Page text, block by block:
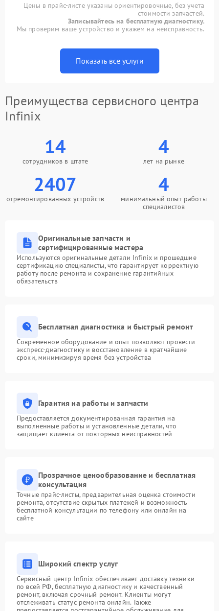
Цены в прайс-листе указаны ориентировочные, без учета
стоимости запчастей.
Записывайтесь на бесплатную диагностику.
Мы проверим ваше устройство и укажем на неисправность.
Показать все услуги
Преимущества сервисного центра
Infinix
14
сотрудников в штате
4
лет на рынке
2407
отремонтированных устройств
4
минимальный опыт работы
специалистов
Оригинальные запчасти и
сертифицированные мастера
Используются оригинальные детали Infinix и прошедшие
сертификацию специалисты, что гарантирует корректную
работу после ремонта и сохранение гарантийных
обязательств
Бесплатная диагностика и быстрый ремонт
Современное оборудование и опыт позволяют провести
экспресс-диагностику и восстановление в кратчайшие
сроки, минимизируя время без устройства
Гарантия на работы и запчасти
Предоставляется документированная гарантия на
выполненные работы и установленные детали, что
защищает клиента от повторных неисправностей
Прозрачное ценообразование и бесплатная
консультация
Точные прайс-листы, предварительная оценка стоимости
ремонта, отсутствие скрытых платежей и возможность
бесплатной консультации по телефону или онлайн на
сайте
Широкий спектр услуг
Сервисный центр Infinix обеспечивает доставку техники
по всей РФ, бесплатную диагностику и качественный
ремонт, включая срочный ремонт. Клиенты могут
отслеживать статус ремонта онлайн. Также